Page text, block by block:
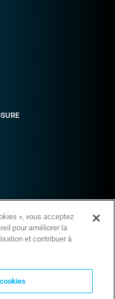
TVA nr. 03481280265
», vous acceptez
pour améliorer la
et contribuer à